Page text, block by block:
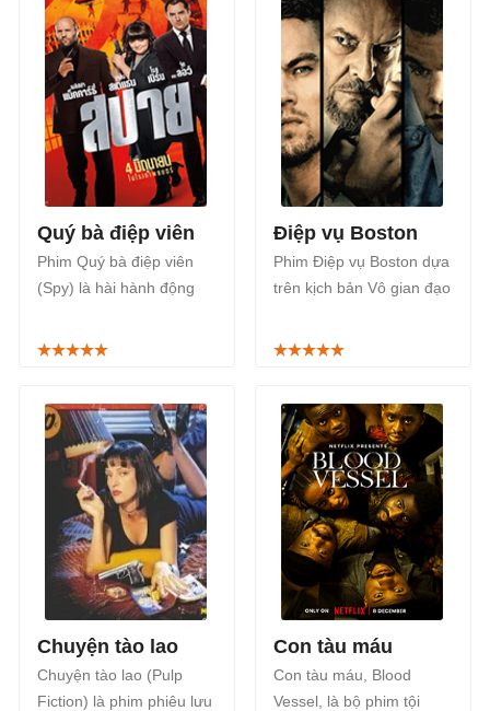
Quý bà điệp viên
Phim Quý bà điệp viên
(Spy) là hài hành động
2015 được phát hành bởi
Điệp vụ Boston
Phim Điệp vụ Boston dựa
trên kịch bản Vô gian đạo
điện ảnh Hồng Kông năm
viên của cảnh sát và
băng đảng gốc Ireland.
Chuyện tào lao
Chuyện tào lao (Pulp
Fiction) là phim phiêu lưu
Con tàu máu
Con tàu máu, Blood
Vessel, là bộ phim tội